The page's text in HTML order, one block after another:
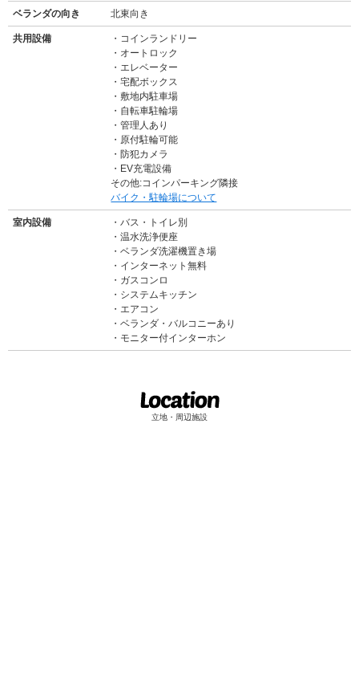
ベランダの向き 北東向き
共用設備
コインランドリー
オートロック
エレベーター
宅配ボックス
敷地内駐車場
自転車駐輪場
管理人あり
原付駐輪可能
防犯カメラ
EV充電設備
その他:コインパーキング隣接
バイク・駐輪場について
室内設備
バス・トイレ別
温水洗浄便座
ベランダ洗濯機置き場
インターネット無料
ガスコンロ
システムキッチン
エアコン
ベランダ・バルコニーあり
モニター付インターホン
立地・周辺施設